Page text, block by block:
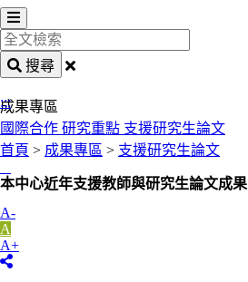
全
文
索
搜尋
:::
成果專區
國際合作 研究重點 支援研究生論文
首頁 > 成果專區 > 支援研究生論文
本中心近年支援教師與研究生論文成果
A-
A
A+